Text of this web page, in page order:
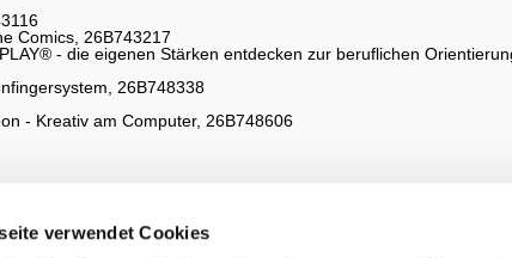
verwendet Cookies
Comics, 26B743217
- die eigenen Stärken entdecken zur beruflichen
26B748338
- Kreativ am Computer, 26B748606